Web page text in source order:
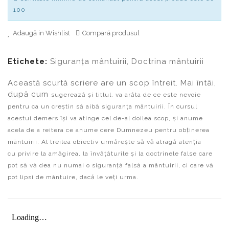
100
Adaugă in Wishlist Compară produsul
Etichete: Siguranța mântuirii, Doctrina mântuirii
Această scurtă scriere are un scop întreit. Mai întâi,
după cum sugerează și titlul, va arăta de ce este nevoie
pentru ca un creștin să aibă siguranța mântuirii. În cursul
acestui demers își va atinge cel de-al doilea scop, și anume
acela de a reitera ce anume cere Dumnezeu pentru obținerea
mântuirii. Al treilea obiectiv urmărește să vă atragă atenția
cu privire la amăgirea, la învățăturile și la doctrinele false care
pot să vă dea nu numai o siguranță falsă a mântuirii, ci care vă
pot lipsi de mântuire, dacă le veți urma.